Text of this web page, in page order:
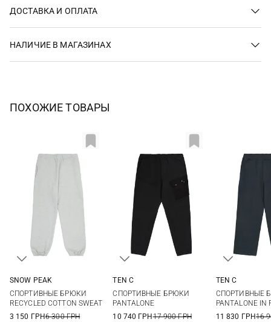
ДОСТАВКА И ОПЛАТА
НАЛИЧИЕ В МАГАЗИНАХ
ПОХОЖИЕ ТОВАРЫ
SNOW PEAK
СПОРТИВНЫЕ БРЮКИ
RECYCLED COTTON SWEAT
3 150 ГРН6 300 ГРН
XXL
TEN C
СПОРТИВНЫЕ БРЮКИ
PANTALONE
10 740 ГРН17 900 ГРН
TEN C
СПОРТИВНЫЕ
PANTALONE IN
11 830 ГРН16